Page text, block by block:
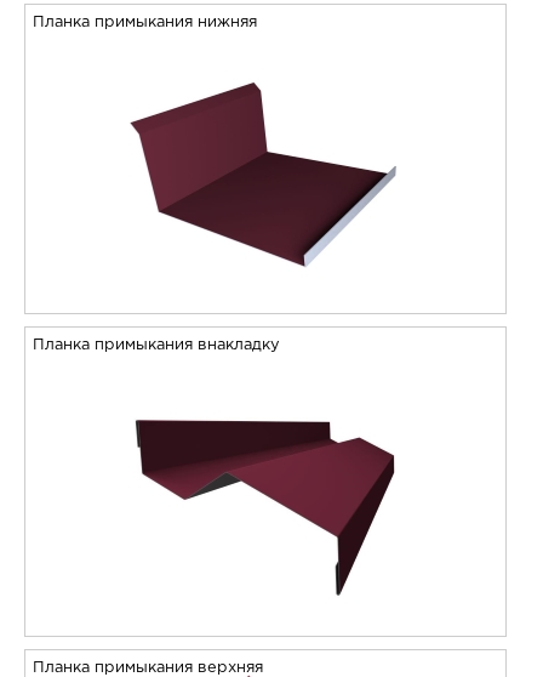
Планка примыкания нижняя
Планка примыкания внакладку
Планка примыкания верхняя